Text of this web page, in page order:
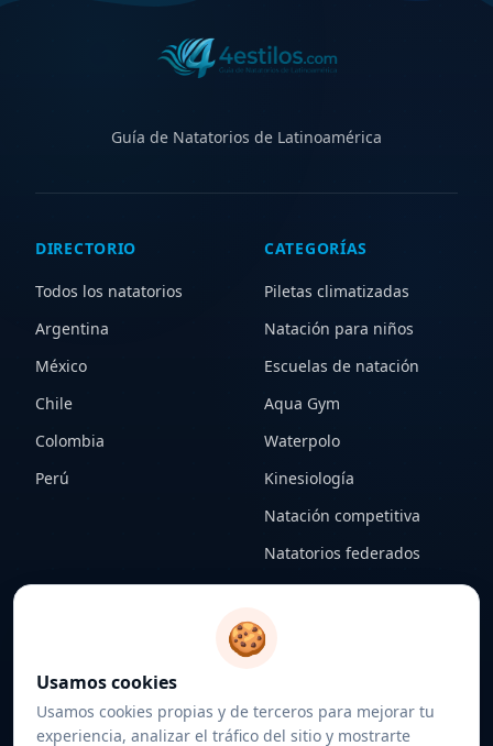
y servicios para elegir el natatorio ideal en
, ya sea para entrenamiento competitivo,
aprendizaje, recreación o rehabilitación. Explorá zonas
Guía de Natatorios de Latinoamérica
DIRECTORIO
Todos los natatorios
Argentina
México
Chile
Colombia
Perú
CATEGORÍAS
Piletas climatizadas
Natación para niños
Escuelas de natación
Aqua Gym
Waterpolo
Kinesiología
Natación competitiva
Natatorios federados
Federaciones
Sobre nosotros
Política de cookies
🍪
Usamos cookies
Usamos cookies propias y de terceros para mejorar tu
experiencia, analizar el tráfico del sitio y mostrarte